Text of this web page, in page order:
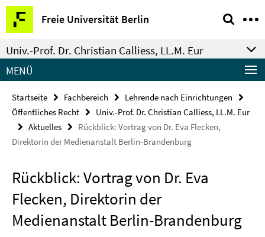
Springe
direkt
zu
Inhalt
Freie Universität Berlin
Service-
Navigation
Univ.-Prof. Dr. Christian Calliess, LL.M. Eur
MENÜ
Startseite Fachbereich
Lehrende nach Einrichtungen
Öffentliches Recht
Univ.-Prof. Dr. Christian Calliess, LL.M. Eur
Aktuelles
Rückblick: Vortrag von Dr. Eva Flecken,
Direktorin der Medienanstalt Berlin-Brandenburg
Rückblick: Vortrag von Dr. Eva
Flecken, Direktorin der
Medienanstalt Berlin-Brandenburg